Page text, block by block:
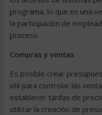
programa, lo que es una
la participación de
proceso.
Compras y ventas
Es posible crear
útil para controlar las
establecer tarifas de
utilizar la creación de